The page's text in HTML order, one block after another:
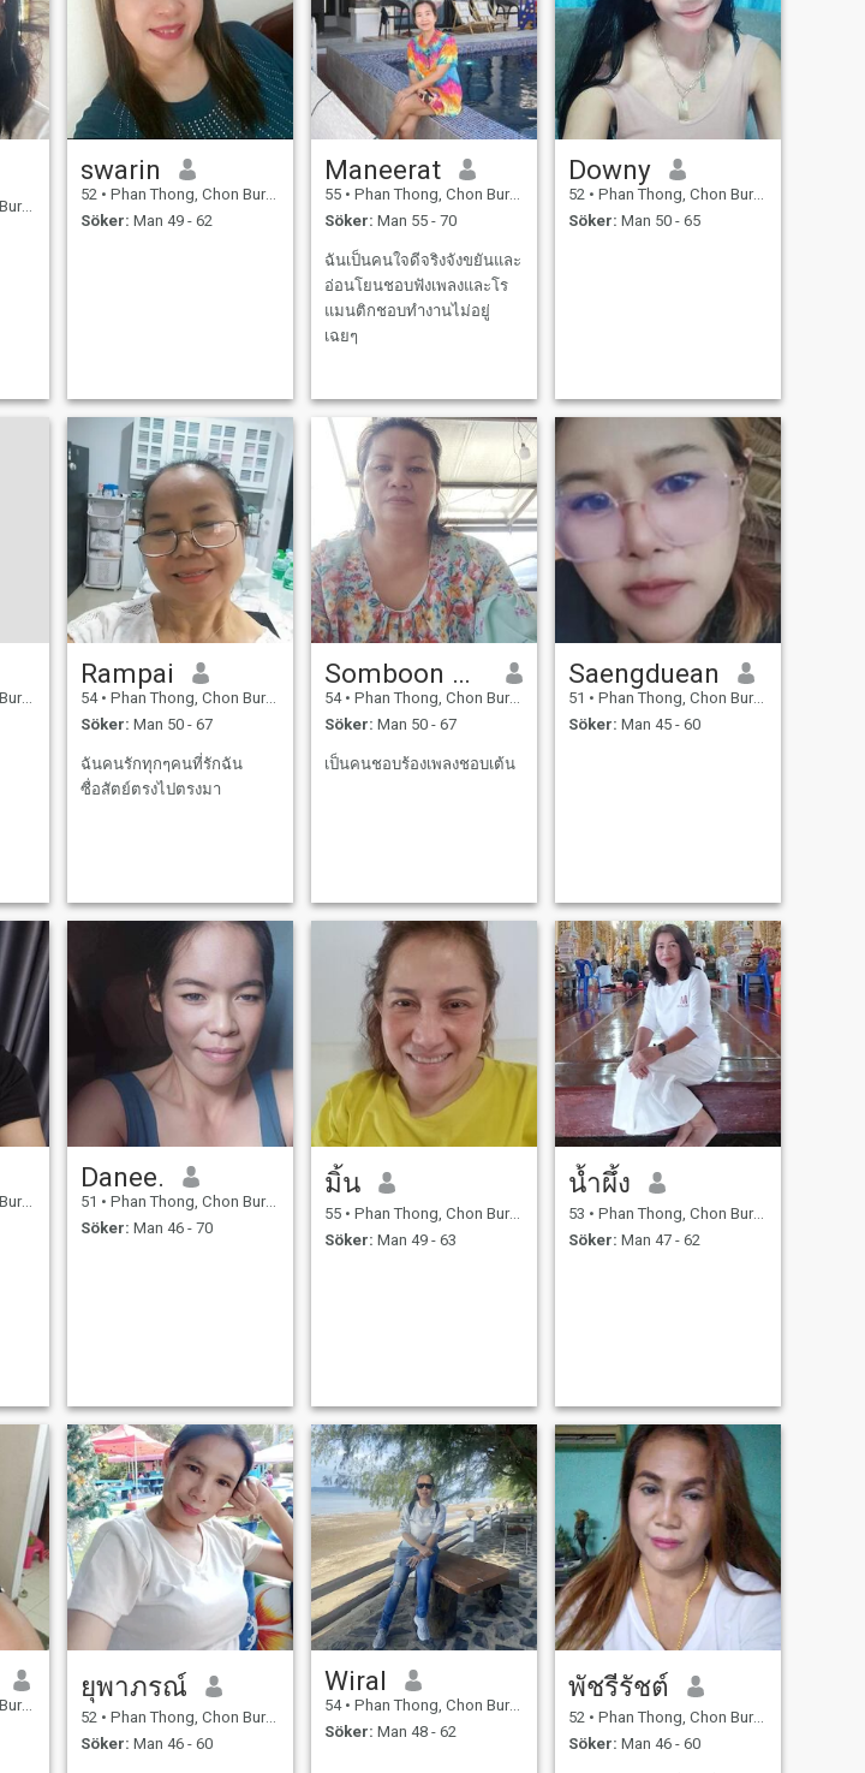
swarin
52 • Phan Thong, Chon Buri, Thailand
Söker: Man 49 - 62
Maneerat
55 • Phan Thong, Chon Buri, Thailand
Söker: Man 55 - 70
ฉันเป็นคนใจดีจริงจังขยันและ
อ่อนโยนชอบฟังเพลงและโร
แมนติกชอบทํางานไม่อยู่
เฉยๆ
Downy
52 • Phan Thong, Chon Buri, Thailand
Söker: Man 50 - 65
Rampai
54 • Phan Thong, Chon Buri, Thailand
Söker: Man 50 - 67
ฉันคนรักทุกๆคนที่รักฉัน
ซื่อสัตย์ตรงไปตรงมา
Somboon Nanongtum
54 • Phan Thong, Chon Buri, Thailand
Söker: Man 50 - 67
เป็นคนชอบร้องเพลงชอบเต้น
Saengduean
51 • Phan Thong, Chon Buri, Thailand
Söker: Man 45 - 60
Danee.
51 • Phan Thong, Chon Buri, Thailand
Söker: Man 46 - 70
มิ้น
55 • Phan Thong, Chon Buri, Thailand
Söker: Man 49 - 63
น้ำผึ้ง
53 • Phan Thong, Chon Buri, Thailand
Söker: Man 47 - 62
ยุพาภรณ์
52 • Phan Thong, Chon Buri, Thailand
Söker: Man 46 - 60
Wiral
54 • Phan Thong, Chon Buri, Thailand
Söker: Man 48 - 62
พัชรีรัชต์
52 • Phan Thong, Chon Buri, Thailand
Söker: Man 46 - 60